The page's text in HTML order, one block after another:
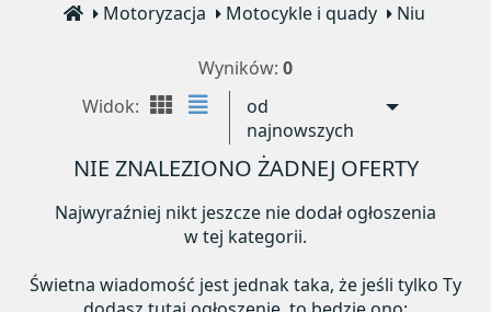
Motoryzacja Motocykle i quady Niu
Wyników: 0
Widok:
od
najnowszych
NIE ZNALEZIONO ŻADNEJ OFERTY
Najwyraźniej nikt jeszcze nie dodał ogłoszenia
w tej kategorii.
Świetna wiadomość jest jednak taka, że jeśli tylko Ty